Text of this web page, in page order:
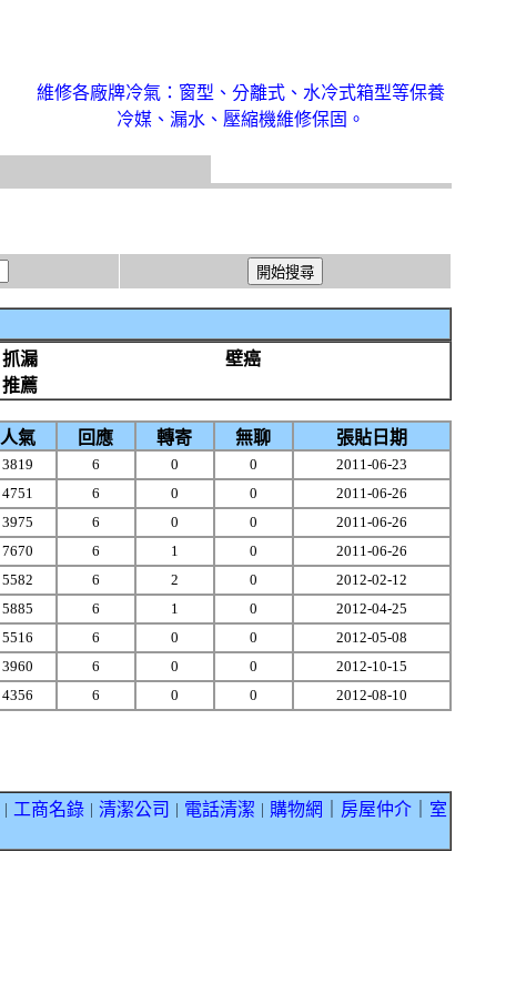
維修各廠牌冷氣：窗型、分離式、水冷式箱型等保養
冷媒、漏水、壓縮機維修保固。
抓漏
壁癌
推薦
人氣 回應 轉寄 無聊
張貼日期
3819 6 0 0 2011-06-23
4751 6 0 0 2011-06-26
3975 6 0 0 2011-06-26
7670 6 1 0 2011-06-26
5582 6 2 0 2012-02-12
5885 6 1 0 2012-04-25
5516 6 0 0 2012-05-08
3960 6 0 0 2012-10-15
4356 6 0 0 2012-08-10
工商名錄｜ 清潔公司 電話清潔 購物網 房屋仲介｜ 室